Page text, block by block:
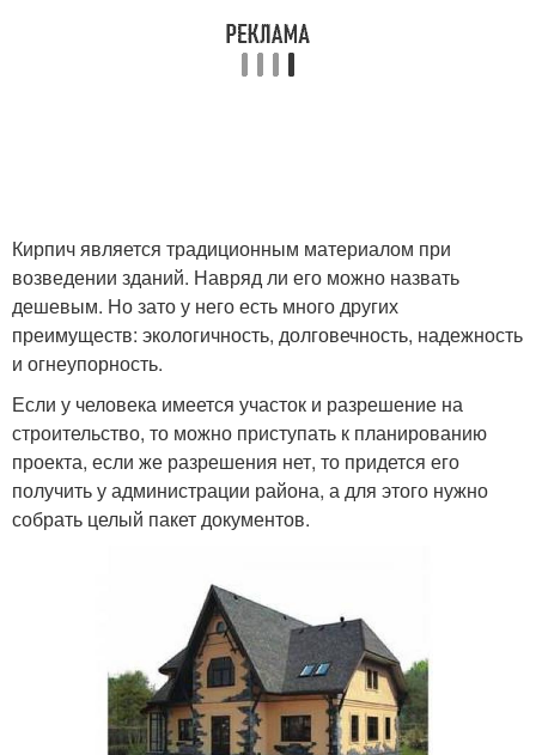
Кирпич является традиционным материалом при
возведении зданий. Навряд ли его можно назвать
дешевым. Но зато у него есть много других
преимуществ: экологичность, долговечность, надежность
и огнеупорность.
Если у человека имеется участок и разрешение на
строительство, то можно приступать к планированию
проекта, если же разрешения нет, то придется его
получить у администрации района, а для этого нужно
собрать целый пакет документов.